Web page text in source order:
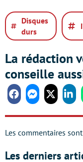
Disques
durs
La rédaction
conseille
FacebookMessenger
Twitter
Les commentaires
Les derniers